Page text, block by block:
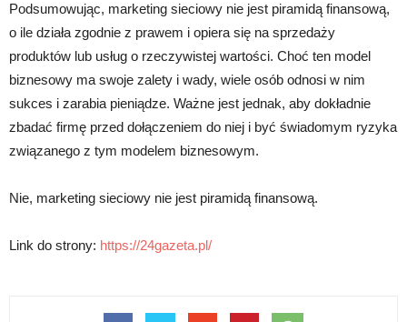
Podsumowując, marketing sieciowy nie jest piramidą finansową,
o ile działa zgodnie z prawem i opiera się na sprzedaży
produktów lub usług o rzeczywistej wartości. Choć ten model
biznesowy ma swoje zalety i wady, wiele osób odnosi w nim
sukces i zarabia pieniądze. Ważne jest jednak, aby dokładnie
zbadać firmę przed dołączeniem do niej i być świadomym ryzyka
związanego z tym modelem biznesowym.
Nie, marketing sieciowy nie jest piramidą finansową.
Link do strony: https://24gazeta.pl/